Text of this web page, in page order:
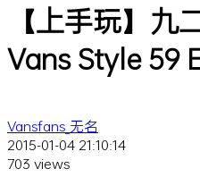
【上手玩】九
Vans Style 59
Vansfans_无名
2015-01-04 21:10:14
703 views